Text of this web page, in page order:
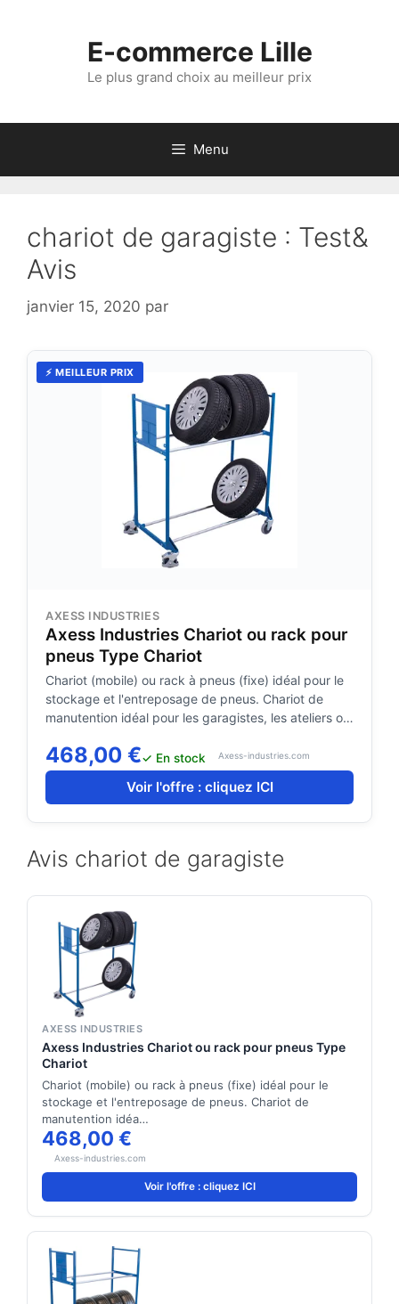
E-commerce Lille
Le plus grand choix au meilleur prix
Menu
chariot de garagiste : Test&
Avis
janvier 15, 2020 par
⚡ MEILLEUR PRIX
AXESS INDUSTRIES
Axess Industries Chariot ou rack pour
pneus Type Chariot
Chariot (mobile) ou rack à pneus (fixe) idéal pour le
stockage et l'entreposage de pneus. Chariot de
manutention idéal pour les garagistes, les ateliers ou
d'acier avec poche pour document A4. Les tubes de
connexion sont galvanisés et visés à la stru...
468,00 €✓ En stock Axess-industries.com
Voir l'offre : cliquez ICI
Avis chariot de garagiste
AXESS INDUSTRIES
Axess Industries Chariot ou rack pour pneus Type
Chariot
Chariot (mobile) ou rack à pneus (fixe) idéal pour le
stockage et l'entreposage de pneus. Chariot de
manutention idéa…
468,00 €
Axess-industries.com
Voir l'offre : cliquez ICI